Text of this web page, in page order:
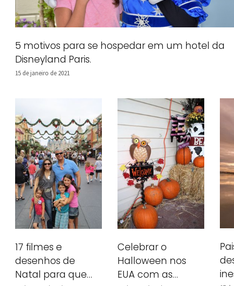
5 motivos para se hospedar em um hotel da
Disneyland Paris.
15 de janeiro de 2021
17 filmes e
desenhos de
Natal para quem
Celebrar o
Halloween nos
EUA com as